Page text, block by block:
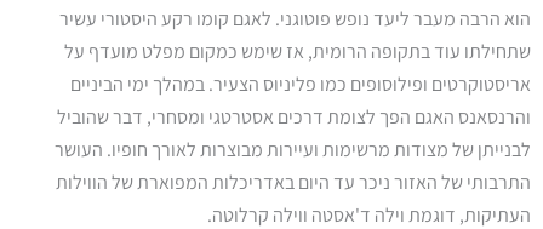
הוא הרבה מעבר ליעד נופש פוטוגני. לאגם קומו רקע היסטורי עשיר
שתחילתו עוד בתקופה הרומית, אז שימש כמקום מפלט מועדף על
אריסטוקרטים ופילוסופים כמו פליניוס הצעיר. במהלך ימי הביניים
והרנסאנס האגם הפך לצומת דרכים אסטרטגי ומסחרי, דבר שהוביל
לבנייתן של מצודות מרשימות ועיירות מבוצרות לאורך חופיו. העושר
התרבותי של האזור ניכר עד היום באדריכלות המפוארת של הווילות
העתיקות, דוגמת וילה ד'אסטה ווילה קרלוטה.